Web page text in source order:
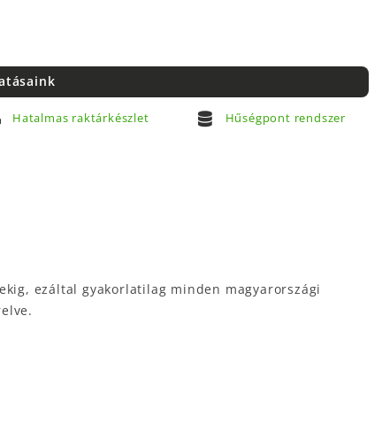
Hatalmas raktárkészlet Hűségpont rendszer
ezáltal gyakorlatilag minden magyarországi